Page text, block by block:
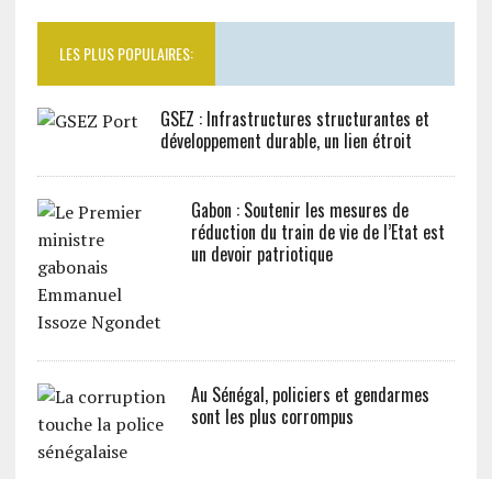
LES PLUS POPULAIRES:
GSEZ : Infrastructures structurantes et
développement durable, un lien étroit
Gabon : Soutenir les mesures de
réduction du train de vie de l’Etat est
un devoir patriotique
Au Sénégal, policiers et gendarmes
sont les plus corrompus